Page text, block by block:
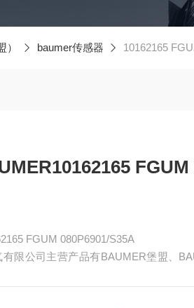
baumer传感器 10162165 FGUM
FGUM
FGUM 080P6901/S35A
限公司主营产品有BAUMER堡盟、